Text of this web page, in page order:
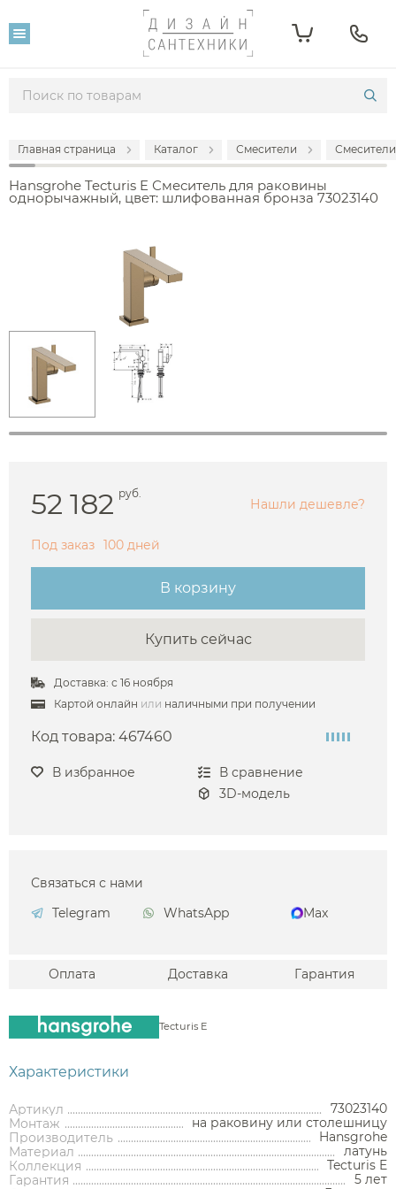
Главная страница Каталог Смесители
Hansgrohe Tecturis E Смеситель для раковины
однорычажный, цвет: шлифованная бронза 73023140
52 182 руб.
Нашли дешевле?
Под заказ 100 дней
В корзину
Купить сейчас
Доставка: с 16 ноября
Картой онлайн или наличными при получении
Код товара: 467460
В избранное
В сравнение
3D-модель
Связаться с нами
Telegram
WhatsApp Max
Оплата Доставка Гарантия
Tecturis E
Характеристики
Артикул
73023140
Монтаж
на раковину или столешницу
Производитель
Hansgrohe
Материал
латунь
Коллекция
Tecturis E
Гарантия
5 лет